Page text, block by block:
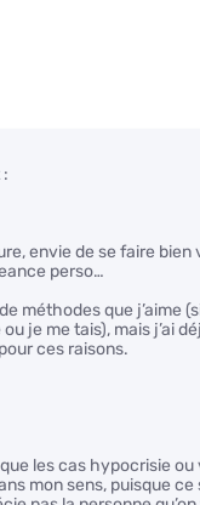
envie de se faire bien
perso…
méthodes que j’aime
je me tais), mais j’ai
ces raisons.
les cas hypocrisie
mon sens, puisque